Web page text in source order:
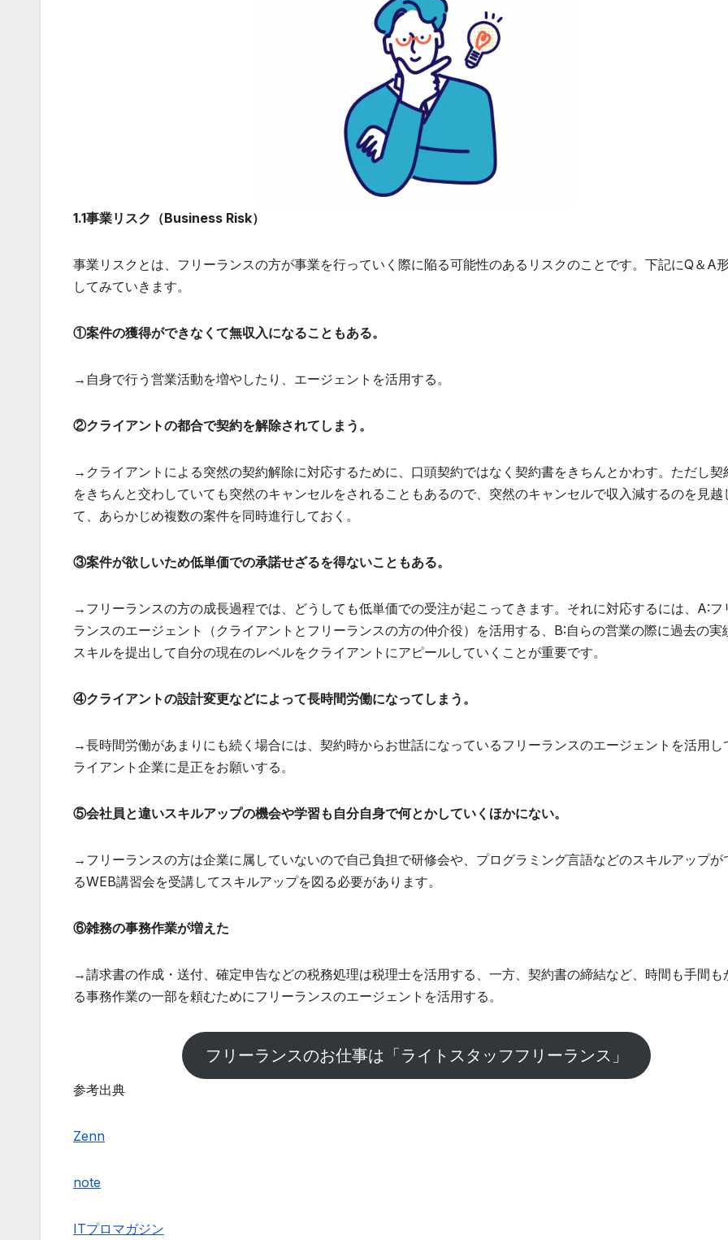
1.1事業リスク（Business Risk）
事業リスクとは、フリーランスの方が事業を行っていく際に陥る可能性のあるリスクのことです。下記にQ＆A
してみていきます。
①案件の獲得ができなくて無収入になることもある。
→自身で行う営業活動を増やしたり、エージェントを活用する。
②クライアントの都合で契約を解除されてしまう。
→クライアントによる突然の契約解除に対応するために、口頭契約ではなく契約書をきちんとかわす。ただし契
をきちんと交わしていても突然のキャンセルをされることもあるので、突然のキャンセルで収入減するのを見越
て、あらかじめ複数の案件を同時進行しておく。
③案件が欲しいため低単価での承諾せざるを得ないこともある。
→フリーランスの方の成長過程では、どうしても低単価での受注が起こってきます。それに対応するには、A:フ
ランスのエージェント（クライアントとフリーランスの方の仲介役）を活用する、B:自らの営業の際に過去の実
スキルを提出して自分の現在のレベルをクライアントにアピールしていくことが重要です。
④クライアントの設計変更などによって長時間労働になってしまう。
→長時間労働があまりにも続く場合には、契約時からお世話になっているフリーランスのエージェントを活用し
ライアント企業に是正をお願いする。
⑤会社員と違いスキルアップの機会や学習も自分自身で何とかしていくほかにない。
→フリーランスの方は企業に属していないので自己負担で研修会や、プログラミング言語などのスキルアップが
るWEB講習会を受講してスキルアップを図る必要があります。
⑥雑務の事務作業が増えた
→請求書の作成・送付、確定申告などの税務処理は税理士を活用する、一方、契約書の締結など、時間も手間も
る事務作業の一部を頼むためにフリーランスのエージェントを活用する。
フリーランスのお仕事は「ライトスタッフフリーランス」
参考出典
Zenn
note
ITプロマガジン